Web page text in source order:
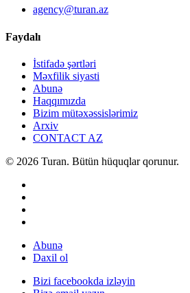
agency@turan.az
Faydalı
İstifadə şərtləri
Məxfilik siyasti
Abunə
Haqqımızda
Bizim mütəxəssislərimiz
Arxiv
CONTACT AZ
© 2026 Turan. Bütün hüquqlar qorunur.
Abunə
Daxil ol
Bizi facebookda izləyin